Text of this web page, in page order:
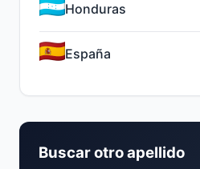
Honduras
España
Buscar otro apellido